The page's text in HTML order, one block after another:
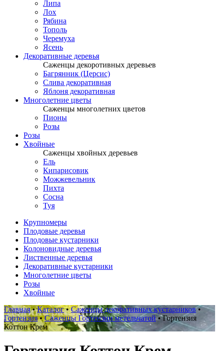
Липа
Лох
Рябина
Тополь
Черемуха
Ясень
Декоративные деревья
Саженцы декоротивных деревьев
Багрянник (Церсис)
Слива декоративная
Яблоня декоративная
Многолетние цветы
Саженцы многолетних цветов
Пионы
Розы
Розы
Хвойные
Саженцы хвойных деревьев
Ель
Кипарисовик
Можжевельник
Пихта
Сосна
Туя
Крупномеры
Плодовые деревья
Плодовые кустарники
Колоновидные деревья
Лиственные деревья
Декоративные кустарники
Многолетние цветы
Розы
Хвойные
Главная•Каталог•Саженцы декоративных кустарников•
Гортензия•Саженцы Гортензии метельчатой•Гортензия
Коттон Крем